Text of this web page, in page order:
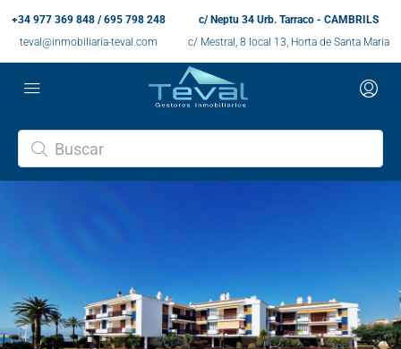
+34 977 369 848 / 695 798 248
teval@inmobiliaria-teval.com
c/ Neptu 34 Urb. Tarraco - CAMBRILS
c/ Mestral, 8 local 13, Horta de Santa Maria